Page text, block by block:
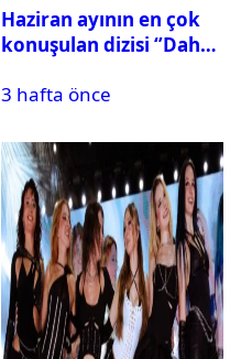
Haziran ayının en çok
konuşulan dizisi ‘’Daha
3 hafta önce